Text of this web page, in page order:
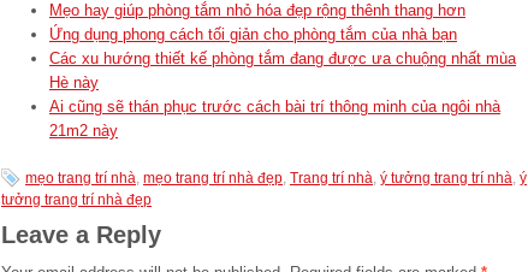
Mẹo hay giúp phòng tắm nhỏ hóa đẹp rộng thênh thang hơn
Ứng dụng phong cách tối giản cho phòng tắm của nhà bạn
Các xu hướng thiết kế phòng tắm đang được ưa chuộng nhất mùa
Hè này
Ai cũng sẽ thán phục trước cách bài trí thông minh của ngôi nhà
21m2 này
mẹo trang trí nhà, mẹo trang trí nhà đẹp, Trang trí nhà, ý tưởng trang trí nhà, ý
tưởng trang trí nhà đẹp
Leave a Reply